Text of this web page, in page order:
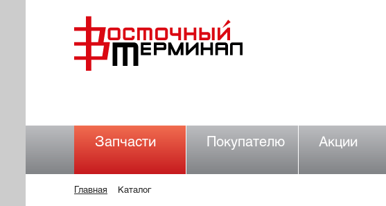
Запчасти Покупателю Акции
Главная Каталог